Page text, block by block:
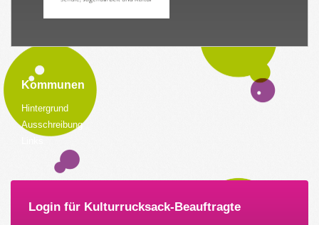
Kommunen
Hintergrund
Ausschreibung